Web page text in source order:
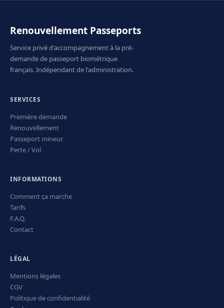
Renouvellement Passeports
Service privé d'accompagnement à la pré-
demande de passeport biométrique
français. Indépendant de l'administration.
SERVICES
Première demande
Renouvellement
Passeport mineur
Perte / Vol
INFORMATIONS
Comment ça marche
Tarifs
F.A.Q.
Contact
LÉGAL
Mentions légales
CGV
Politique de confidentialité